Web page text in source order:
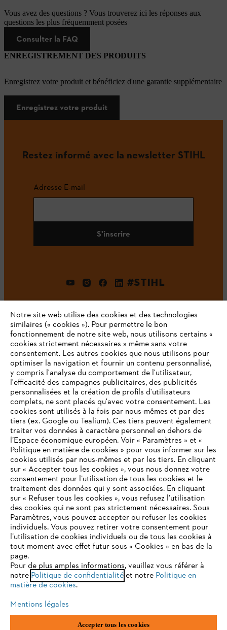
Vous avez des questions ? Vous trouverez ici les réponses aux
questions les plus fréquemment posées
Consulter la FAQ
ENREGISTREMENT DES PRODUITS
Enregistrez votre produit et bénéficiez d'une garantie supplémentaire
Enregistrez votre produit
Restez informé avec la newsletter STIHL
Adresse E-mail
S'inscrire
#STIHL
L'Entreprise
STIHL FAQ
Contact
Politique de protection des données
Mentions légales Utilisation des cookies
Informations juridiques
België/Belgique
VAT Number: BE 0427.714.768
VOTRE NAVIGATEUR INTERNET
N'EST PLUS PRIS EN CHARGE
Vous utilisez un navigateur Internet que nous ne prenons plus
en charge, et certaines fonctionnalités de notre site ne
peuvent fonctionner correctement. Pour une utilisation
optimale de notre site, nous vous recommandons de passer à
l'un des navigateurs suivants :
firefox chrome
Notre site web utilise des cookies et des technologies
similaires (« cookies »). Pour permettre le bon
fonctionnement de notre site web, nous utilisons certains «
cookies strictement nécessaires » même sans votre
consentement. Les autres cookies que nous utilisons pour
optimiser la navigation et fournir un contenu personnalisé,
y compris l'analyse du comportement de l'utilisateur,
l'efficacité des campagnes publicitaires, des publicités
personnalisées et la création de profils d'utilisateurs
complets, ne sont placés qu'avec votre consentement. Les
cookies sont utilisés à la fois par nous-mêmes et par des
tiers (ex. Google ou Tealium). Ces tiers peuvent également
traiter vos données à caractère personnel en dehors de
l’Espace économique européen. Voir « Paramètres » et «
Politique en matière de cookies » pour vous informer sur les
cookies utilisés par nous-mêmes et par les tiers. En cliquant
sur « Accepter tous les cookies », vous nous donnez votre
consentement pour l’utilisation de tous les cookies et le
traitement des données qui y sont associées. En cliquant
sur « Refuser tous les cookies », vous refusez l'utilisation
des cookies qui ne sont pas strictement nécessaires. Sous
Paramètres, vous pouvez accepter ou refuser les cookies
individuels. Vous pouvez retirer votre consentement pour
l’utilisation de cookies individuels ou de tous les cookies à
tout moment avec effet futur sous « Cookies » en bas de la
page.
Pour de plus amples informations, veuillez vous référer à
notre Politique de confidentialitéet notre Politique en
matière de cookies.
Mentions légales
Accepter tous les cookies